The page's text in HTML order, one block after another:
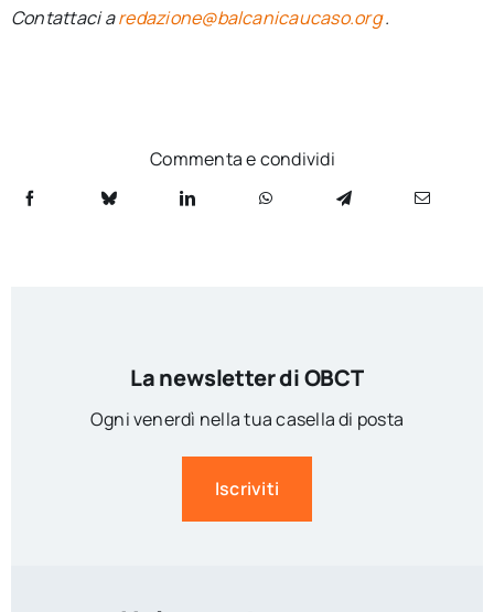
Contattaci aredazione@balcanicaucaso.org.
Commenta e condividi
La newsletter di OBCT
Ogni venerdì nella tua casella di posta
Iscriviti